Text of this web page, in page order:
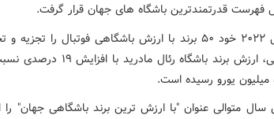
فهرست قدرتمندترین باشگاه های جهان قرار گرفت.
این رسانه در گزارش سال ۲۰۲۲ خود ۵۰ برند با ارزش باشگاهی فوتبال را
است. بر اساس این بررسی، ارزش برند باشگاه
سال متوالی عنوان "با ارزش ترین برند باشگاهی جهان"